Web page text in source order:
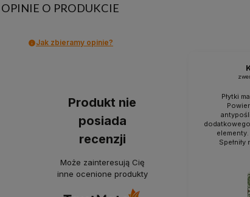
OPINIE O PRODUKCIE
Jak zbieramy opinie?
Produkt nie
posiada
recenzji
Może zainteresują Cię
inne ocenione produkty
Płytki